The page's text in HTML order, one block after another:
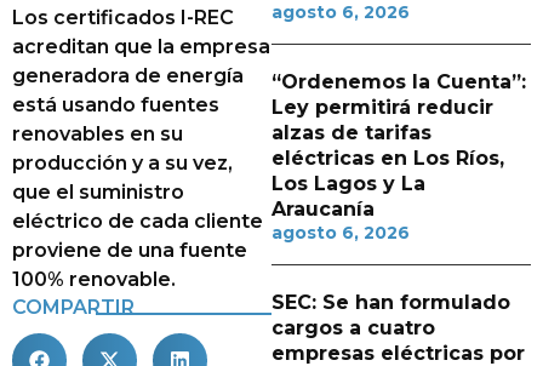
Los certificados I-REC
acreditan que la empresa
generadora de energía
está usando fuentes
renovables en su
producción y a su vez,
que el suministro
eléctrico de cada cliente
proviene de una fuente
100% renovable.
COMPARTIR
agosto 6, 2026
“Ordenemos la Cuenta”:
Ley permitirá reducir
alzas de tarifas
eléctricas en Los Ríos,
Los Lagos y La
Araucanía
agosto 6, 2026
SEC: Se han formulado
cargos a cuatro
empresas eléctricas por